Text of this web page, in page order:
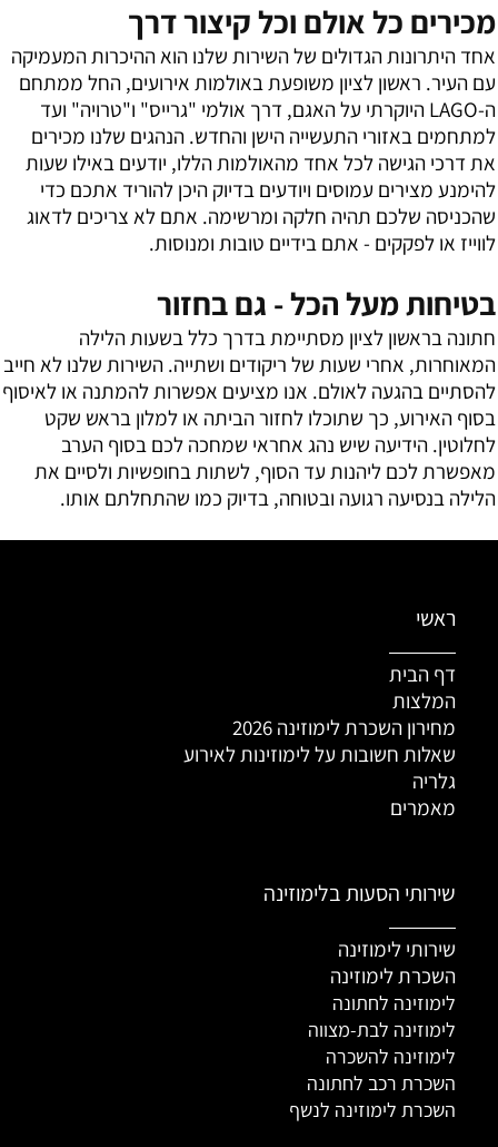
מכירים כל אולם וכל קיצור דרך
אחד היתרונות הגדולים של השירות שלנו הוא ההיכרות המעמיקה
עם העיר. ראשון לציון משופעת באולמות אירועים, החל ממתחם
ה-LAGO היוקרתי על האגם, דרך אולמי "גרייס" ו"טרויה" ועד
למתחמים באזורי התעשייה הישן והחדש. הנהגים שלנו מכירים
את דרכי הגישה לכל אחד מהאולמות הללו, יודעים באילו שעות
להימנע מצירים עמוסים ויודעים בדיוק היכן להוריד אתכם כדי
שהכניסה שלכם תהיה חלקה ומרשימה. אתם לא צריכים לדאוג
לווייז או לפקקים - אתם בידיים טובות ומנוסות.
בטיחות מעל הכל - גם בחזור
חתונה בראשון לציון מסתיימת בדרך כלל בשעות הלילה
המאוחרות, אחרי שעות של ריקודים ושתייה. השירות שלנו לא חייב
להסתיים בהגעה לאולם. אנו מציעים אפשרות להמתנה או לאיסוף
בסוף האירוע, כך שתוכלו לחזור הביתה או למלון בראש שקט
לחלוטין. הידיעה שיש נהג אחראי שמחכה לכם בסוף הערב
מאפשרת לכם ליהנות עד הסוף, לשתות בחופשיות ולסיים את
הלילה בנסיעה רגועה ובטוחה, בדיוק כמו שהתחלתם אותו.
ראשי
דף הבית
המלצות
מחירון השכרת לימוזינה 2026
שאלות חשובות על לימוזינות לאירוע
גלריה
מאמרים
שירותי הסעות בלימוזינה
שירותי לימוזינה
השכרת לימוזינה
לימוזינה לחתונה
לימוזינה לבת-מצווה
לימוזינה להשכרה
השכרת רכב לחתונה
השכרת לימוזינה לנשף